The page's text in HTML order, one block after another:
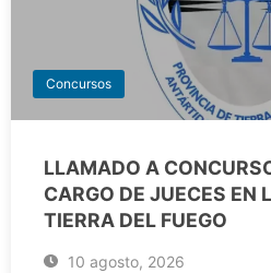
Concursos
LLAMADO A
CARGO DE JUECES EN
TIERRA DEL FUEGO
10 agosto, 2026